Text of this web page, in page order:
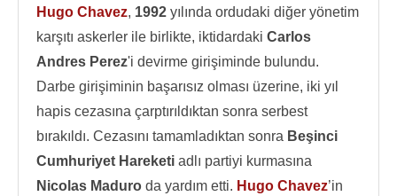
Hugo Chavez, 1992 yılında ordudaki diğer yönetim
karşıtı askerler ile birlikte, iktidardaki Carlos
Andres Perez'i devirme girişiminde bulundu.
Darbe girişiminin başarısız olması üzerine, iki yıl
hapis cezasına çarptırıldıktan sonra serbest
bırakıldı. Cezasını tamamladıktan sonra Beşinci
Cumhuriyet Hareketi adlı partiyi kurmasına
Nicolas Maduro da yardım etti. Hugo Chavez’in